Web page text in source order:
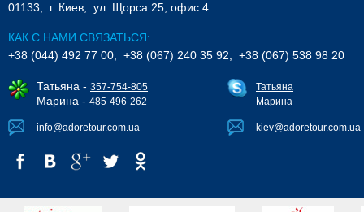
01133, г. Киев, ул. Щорса 25, офис 4
КАК С НАМИ СВЯЗАТЬСЯ:
+38 (044) 492 77 00, +38 (067) 240 35 92, +38 (067) 538 98 20
Татьяна - 357-754-805
Марина - 485-496-262
Татьяна
Марина
info@adoretour.com.ua kiev@adoretour.com.ua